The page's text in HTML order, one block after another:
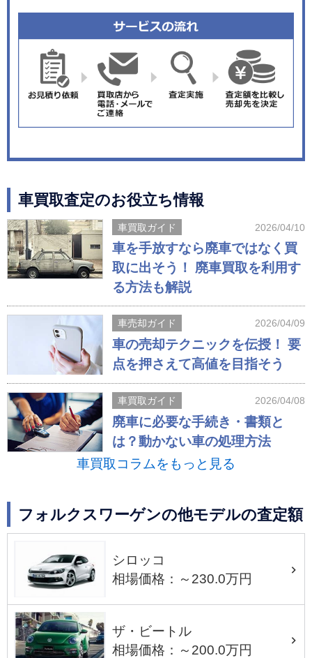
車買取査定のお役立ち情報
車買取ガイド 2026/04/10
車を手放すなら廃車ではなく買
取に出そう！ 廃車買取を利用す
る方法も解説
車売却ガイド 2026/04/09
車の売却テクニックを伝授！ 要
点を押さえて高値を目指そう
車買取ガイド 2026/04/08
廃車に必要な手続き・書類と
は？動かない車の処理方法
車買取コラムをもっと見る
フォルクスワーゲンの他モデルの査定額
シロッコ
相場価格：～230.0万円
ザ・ビートル
相場価格：～200.0万円